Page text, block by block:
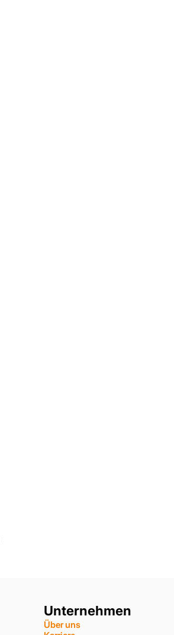
Unternehmen
Über uns